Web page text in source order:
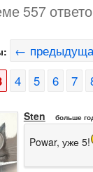
557
←
4 5 6 7
Sten больше
Powar, уже 5!